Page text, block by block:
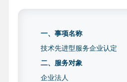
一、事项名称
技术先进型服务企业认定
二、服务对象
企业法人